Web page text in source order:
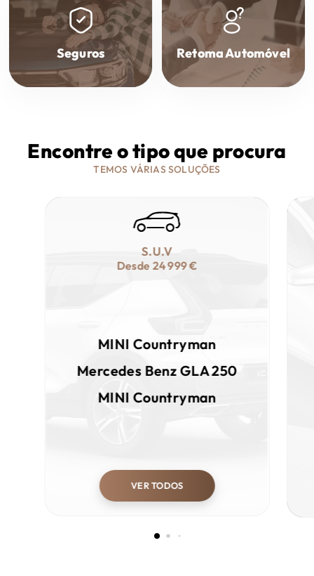
Seguros Retoma Automóvel
Encontre o tipo que procura
TEMOS VÁRIAS SOLUÇÕES
S.U.V
Desde 24 999 €
MINI Countryman
Mercedes Benz GLA 250
MINI Countryman
VER TODOS